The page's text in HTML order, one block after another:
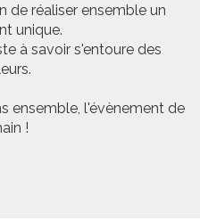
de réaliser ensemble un
unique.
à savoir s'entoure des
ensemble, l'évènement de
!